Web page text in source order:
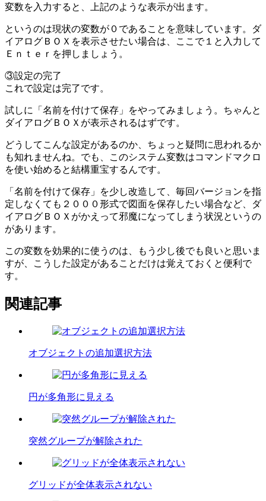
変数を入力すると、上記のような表示が出ます。
というのは現状の変数が０であることを意味しています。ダ
イアログＢＯＸを表示させたい場合は、ここで１と入力して
Ｅｎｔｅｒを押しましょう。
③設定の完了
これで設定は完了です。
試しに「名前を付けて保存」をやってみましょう。ちゃんと
ダイアログＢＯＸが表示されるはずです。
どうしてこんな設定があるのか、ちょっと疑問に思われるか
も知れませんね。でも、このシステム変数はコマンドマクロ
を使い始めると結構重宝するんです。
「名前を付けて保存」を少し改造して、毎回バージョンを指
定しなくても２０００形式で図面を保存したい場合など、ダ
イアログＢＯＸがかえって邪魔になってしまう状況というの
があります。
この変数を効果的に使うのは、もう少し後でも良いと思いま
すが、こうした設定があることだけは覚えておくと便利で
す。
関連記事
オブジェクトの追加選択方法
円が多角形に見える
突然グループが解除された
グリッドが全体表示されない